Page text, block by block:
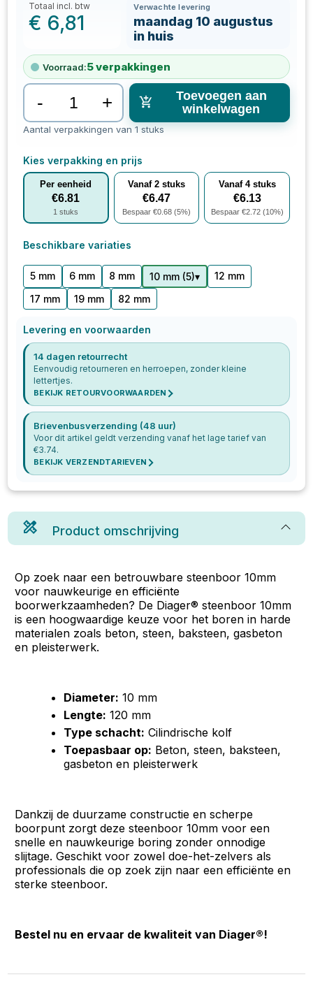
Totaal incl. btw
€ 6,81
Verwachte levering
maandag 10 augustus
in huis
Voorraad:5verpakkingen
- +
Toevoegen aan
winkelwagen
Aantal verpakkingen van 1 stuks
Kies verpakking en prijs
Per eenheid
€6.81
1 stuks
Vanaf 2 stuks
€6.47
Bespaar €0.68 (5%)
Vanaf 4stuks
€6.13
Bespaar €2.72(10%)
Beschikbare variaties
5 mm 6 mm 8 mm 10 mm (5)▾
12 mm
17 mm
19 mm 82 mm
Levering en voorwaarden
14 dagen retourrecht
Eenvoudig retourneren en herroepen, zonder kleine
lettertjes.
BEKIJK RETOURVOORWAARDEN
Brievenbusverzending (48 uur)
Voor dit artikel geldt verzending vanaf het lage tarief van
€3.74.
BEKIJK VERZENDTARIEVEN
Product omschrijving
Op zoek naar een betrouwbare steenboor 10mm
voor nauwkeurige en efficiënte
boorwerkzaamheden? De Diager® steenboor 10mm
is een hoogwaardige keuze voor het boren in harde
materialen zoals beton, steen, baksteen, gasbeton
en pleisterwerk.
Diameter: 10 mm
Lengte: 120 mm
Type schacht: Cilindrische kolf
Toepasbaar op: Beton, steen, baksteen,
gasbeton en pleisterwerk
Dankzij de duurzame constructie en scherpe
boorpunt zorgt deze steenboor 10mm voor een
snelle en nauwkeurige boring zonder onnodige
slijtage. Geschikt voor zowel doe-het-zelvers als
professionals die op zoek zijn naar een efficiënte en
sterke steenboor.
Bestel nu en ervaar de kwaliteit van Diager®!